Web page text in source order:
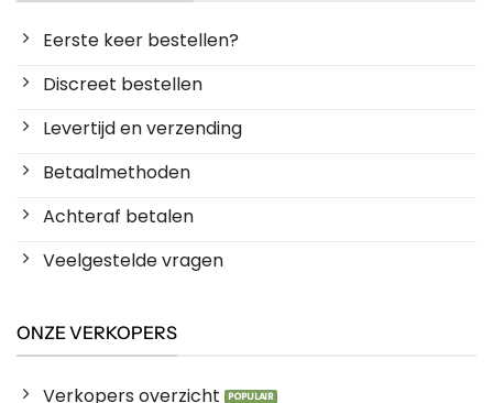
Eerste keer bestellen?
Discreet bestellen
Levertijd en verzending
Betaalmethoden
Achteraf betalen
Veelgestelde vragen
ONZE VERKOPERS
Verkopers overzicht